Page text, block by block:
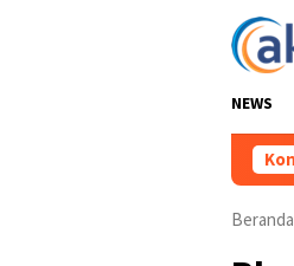
NEWS
Patroli Dialogis dan
Beranda